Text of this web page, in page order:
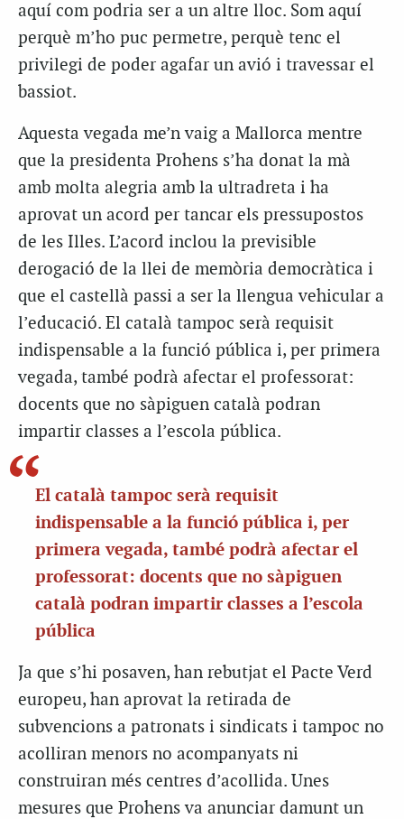
aquí com podria ser a un altre lloc. Som aquí
perquè m’ho puc permetre, perquè tenc el
privilegi de poder agafar un avió i travessar el
bassiot.
Aquesta vegada me’n vaig a Mallorca mentre
que la presidenta Prohens s’ha donat la mà
amb molta alegria amb la ultradreta i ha
aprovat un acord per tancar els pressupostos
de les Illes. L’acord inclou la previsible
derogació de la llei de memòria democràtica i
que el castellà passi a ser la llengua vehicular a
l’educació. El català tampoc serà requisit
indispensable a la funció pública i, per primera
vegada, també podrà afectar el professorat:
docents que no sàpiguen català podran
impartir classes a l’escola pública.
El català tampoc serà requisit
indispensable a la funció pública i, per
primera vegada, també podrà afectar el
professorat: docents que no sàpiguen
català podran impartir classes a l’escola
pública
Ja que s’hi posaven, han rebutjat el Pacte Verd
europeu, han aprovat la retirada de
subvencions a patronats i sindicats i tampoc no
acolliran menors no acompanyats ni
construiran més centres d’acollida. Unes
mesures que Prohens va anunciar damunt un